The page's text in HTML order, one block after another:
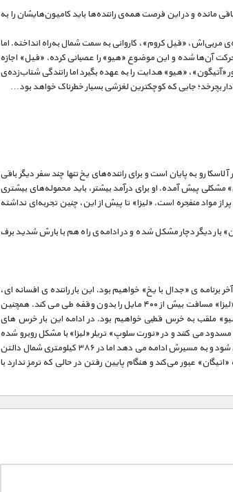
مانده و در این فرصت همه‌ی راننده‌ها باید کامیون‌هایشان را به
مربی‌اش، «فیل کروم»، کاروانی به سمت شمال به‌راه انداخته. اما
آن‌ها شده و این موضوع «هیو» را عصبانی کرده. «فیل» اجازه
«آتیگون»، «هیو» هدایت را به عهده بگیرد اما رانندگی شتاب‌زده‌ی
بچرخد؛ جایی که کوچکترین لغزشی بسیار خطرناک خواهد بود…
رو به پایان است و برای راننده‌های یخ تنها چند سفر دیگر باقی
مشکلی پیش آمده. او برای درآمد بیشتر، باید محموله‌های بیشتری
از مواد منفجره است. «لیزا» تا پیش از این، چنین تجربه‌ای نداشته
بار دیگر دچار مشکل شده و در ادامه‌ی راه هم با بارش شدید برف
۷۲ ساعت آخر برنامه ی «جدال با یخ» خواهیم بود. این بار راننده ی افسانه ای،
«جورج اسپیر» در کارش ترقی می کند و «لیزا» مسافت بیش از ۴۰۰ مایل را بدون وقفه طی می کند. همچنین
ملقب به خرس قطبی خواهیم بود. در ادامه این بار خرس های
می کنند و در «نورت سلوپ» تریلر «لیزا» با مشکل روبرو شده
و ترمزهایش از کار افتاده… او تسلیم نمی شود و به مسیرش ادامه می دهد اما در ۳۸۶ کیلومتری شمال دالتن
عبور می‌کند و هنگام پایین رفتن در حالی که ترمز ندارد با